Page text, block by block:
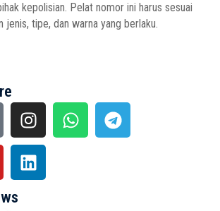
kepolisian. Pelat nomor ini harus sesuai
jenis, tipe, dan warna yang berlaku.